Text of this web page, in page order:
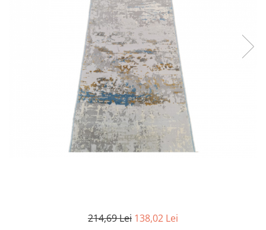
214,69 Lei 138,02 Lei